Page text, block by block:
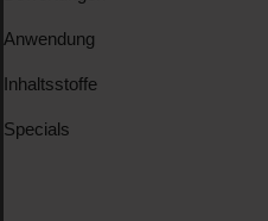
Anwendung
Inhaltsstoffe
Specials